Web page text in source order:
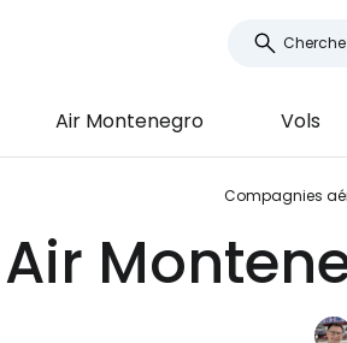
Air Montenegro Vols
Air